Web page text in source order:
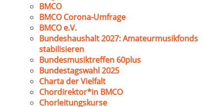
BMCO
BMCO Corona-Umfrage
BMCO e.V.
Bundeshaushalt 2027: Amateurmusikfonds
stabilisieren
Bundesmusiktreffen 60plus
Bundestagswahl 2025
Charta der Vielfalt
Chordirektor*in BMCO
Chorleitungskurse